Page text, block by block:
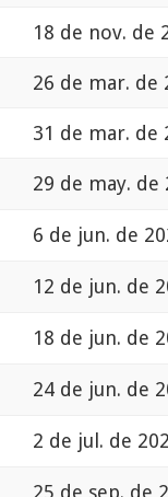
18 de nov. de
26 de mar. de
31 de mar. de
29 de may. de
6 de jun. de
12 de jun. de
18 de jun. de
24 de jun. de
2 de jul. de